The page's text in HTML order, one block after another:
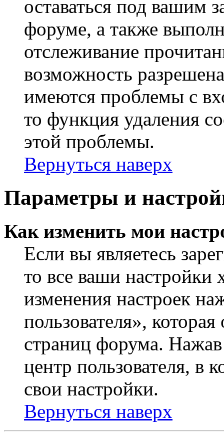
оставаться под вашим
форуме, а также
отслеживание
возможность
имеются проблемы с
то функция удаления
этой проблемы.
Вернуться наверх
Параметры и
Как изменить мои
Если вы являетесь
то все ваши настройки
изменения настроек
пользователя»,
страниц форума.
центр пользователя, в
свои настройки.
Вернуться наверх